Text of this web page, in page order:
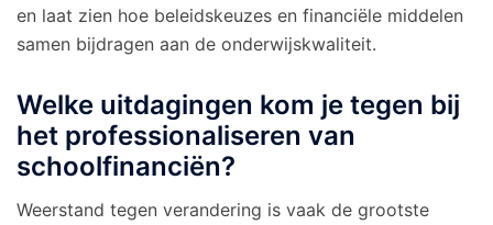
en laat zien hoe beleidskeuzes en financiële middelen
samen bijdragen aan de onderwijskwaliteit.
Welke uitdagingen kom je tegen bij
het professionaliseren van
schoolfinanciën?
Weerstand tegen verandering is vaak de grootste